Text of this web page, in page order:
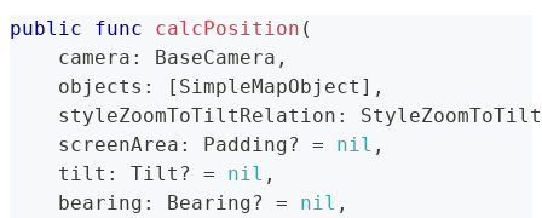
public func calcPosition (
    camera
: BaseCamera ,
    objects
: [ SimpleMapObject ] ,
    styleZoomToTiltRelation
:
    screenArea
: Padding? = nil ,
    tilt
: Tilt ? = nil ,
    bearing
: Bearing? = nil ,